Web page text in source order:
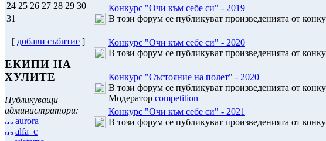
24 25 26 27 28 29 30
31
[ добави събитие ]
ЕКИПИ НА
ХУЛИТЕ
Публикуващи
администратори:
aurora
alfa_c
Конкурс "Очи към себе си" - 2019
В този форум се публикуват произведенията от
Конкурс "Очи към себе си" - 2020
В този форум се публикуват произведенията от
Конкурс "Състояние на полет" - 2020
В този форум се публикуват произведенията от
Модератор competition
Конкурс "Очи към себе си" - 2021
В този форум се публикуват произведенията от